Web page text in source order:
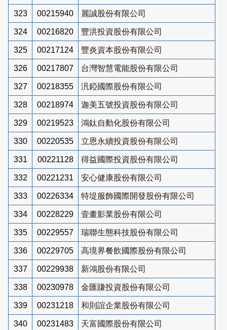
323 00215940 麗誠股份有限公司
324 00216820 豐洪投資股份有限公司
325 00217124 豐炎資本股份有限公司
326 00217807 台灣智慧電能股份有限公司
327 00218355 汎錏國際股份有限公司
328 00218974 迦美五號投資股份有限公司
329 00219523 鴻鈦自動化股份有限公司
330 00220535 立恩永續投資股份有限公司
331 00221128 得益國際投資股份有限公司
332 00221231 安心健康股份有限公司
333 00226334 特堤服飾國際開發股份有限公司
334 00228229 壹畫影業股份有限公司
335 00229557 瑞聯生態科技股份有限公司
336 00229705 高境界餐飲國際股份有限公司
337 00229938 新鴻股份有限公司
338 00230978 金匯賺投資股份有限公司
339 00231218 和則誼企業股份有限公司
340 00231483 天富國際股份有限公司